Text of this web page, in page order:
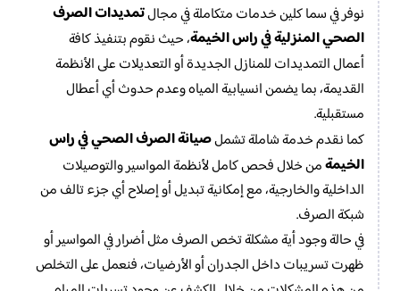
نوفر في سما كلين خدمات متكاملة في مجالتمديدات الصرف
الصحي المنزلية في راس الخيمة، حيث نقوم بتنفيذ كافة
أعمال التمديدات للمنازل الجديدة أو التعديلات على الأنظمة
القديمة، بما يضمن انسيابية المياه وعدم حدوث أي أعطال
مستقبلية.
كما نقدم خدمة شاملة تشملصيانة الصرف الصحي في راس
الخيمةمن خلال فحص كامل لأنظمة المواسير والتوصيلات
الداخلية والخارجية، مع إمكانية تبديل أو إصلاح أي جزء تالف من
شبكة الصرف.
في حالة وجود أية مشكلة تخص الصرف مثل أضرار في المواسير أو
ظهرت تسريبات داخل الجدران أو الأرضيات، فنعمل على التخلص